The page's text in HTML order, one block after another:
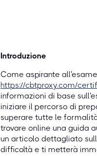
Introduzione
Come aspirante all'esame
https://cbtproxy.com/
informazioni di base
iniziare il percorso di
superare tutte le
trovare online una guida
un articolo dettagliato
difficoltà e ti metterà